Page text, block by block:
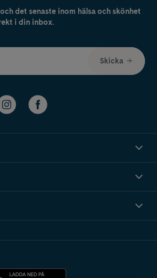
det senaste inom hälsa och skönhet
i din inbox.
Skicka